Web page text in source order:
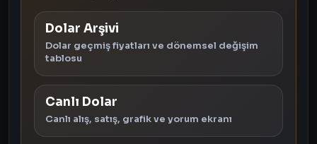
Dolar Arşivi
Dolar geçmiş fiyatları ve dönemsel değişim
tablosu
Canlı Dolar
Canlı alış, satış, grafik ve yorum ekranı